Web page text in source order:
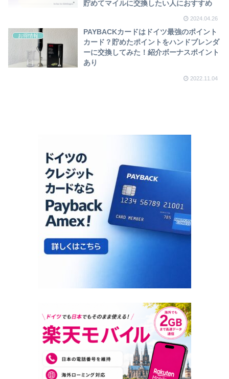
貯めてマイルに交換したい人におすすめ
2024.04.26
お得情報
PAYBACKカードはドイツ最強のポイント
カード？貯めたポイントをハンドブレンダ
ーに交換してみた！紹介ボーナスポイント
あり
2022.11.04